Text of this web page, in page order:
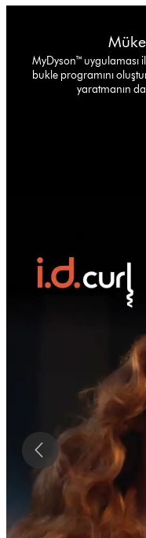
MyDyson™ uygulaması
bukle programını
yaratmanın